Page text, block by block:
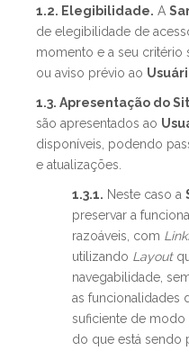
1.2. Elegibilidade. A
de elegibilidade de
momento e a seu critério
ou aviso prévio ao
1.3. Apresentação do
são apresentados ao
disponíveis, podendo
e atualizações.
1.3.1. Neste caso a
preservar a
razoáveis, com
utilizando Layout
navegabilidade,
as funcionalidades
suficiente de modo
do que está sendo